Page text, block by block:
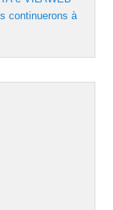
continuerons à